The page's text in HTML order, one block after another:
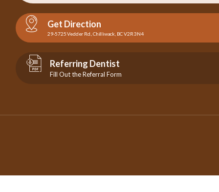
Get Direction
29-5725 Vedder Rd., Chilliwack, BC V2R 3N4
Referring Dentist
Fill Out the Referral Form